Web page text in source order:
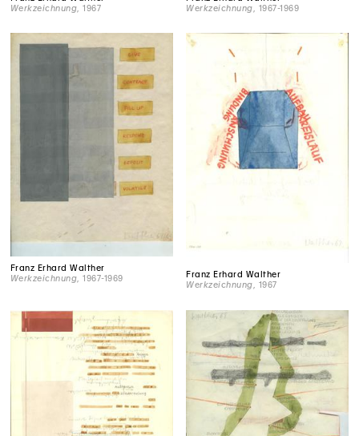
Werkzeichnung , 1967
Werkzeichnung , 1967-1969
Franz Erhard Walther
Werkzeichnung , 1967-1969
Franz Erhard Walther
Werkzeichnung , 1967